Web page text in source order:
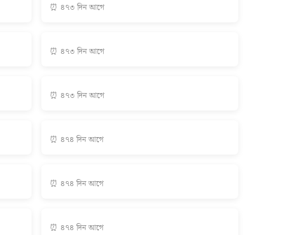
⏰ ৪৭৩ দিন আগে
⏰ ৪৭৩ দিন আগে
⏰ ৪৭৩ দিন আগে
⏰ ৪৭৪ দিন আগে
⏰ ৪৭৪ দিন আগে
⏰ ৪৭৪ দিন আগে